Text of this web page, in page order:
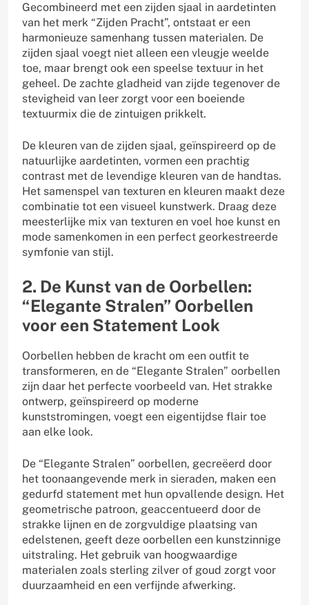
Gecombineerd met een zijden sjaal in aardetinten
van het merk “Zijden Pracht”, ontstaat er een
harmonieuze samenhang tussen materialen. De
zijden sjaal voegt niet alleen een vleugje weelde
toe, maar brengt ook een speelse textuur in het
geheel. De zachte gladheid van zijde tegenover de
stevigheid van leer zorgt voor een boeiende
textuurmix die de zintuigen prikkelt.
De kleuren van de zijden sjaal, geïnspireerd op de
natuurlijke aardetinten, vormen een prachtig
contrast met de levendige kleuren van de handtas.
Het samenspel van texturen en kleuren maakt deze
combinatie tot een visueel kunstwerk. Draag deze
meesterlijke mix van texturen en voel hoe kunst en
mode samenkomen in een perfect georkestreerde
symfonie van stijl.
2. De Kunst van de Oorbellen:
“Elegante Stralen” Oorbellen
voor een Statement Look
Oorbellen hebben de kracht om een outfit te
transformeren, en de “Elegante Stralen” oorbellen
zijn daar het perfecte voorbeeld van. Het strakke
ontwerp, geïnspireerd op moderne
kunststromingen, voegt een eigentijdse flair toe
aan elke look.
De “Elegante Stralen” oorbellen, gecreëerd door
het toonaangevende merk in sieraden, maken een
gedurfd statement met hun opvallende design. Het
geometrische patroon, geaccentueerd door de
strakke lijnen en de zorgvuldige plaatsing van
edelstenen, geeft deze oorbellen een kunstzinnige
uitstraling. Het gebruik van hoogwaardige
materialen zoals sterling zilver of goud zorgt voor
duurzaamheid en een verfijnde afwerking.